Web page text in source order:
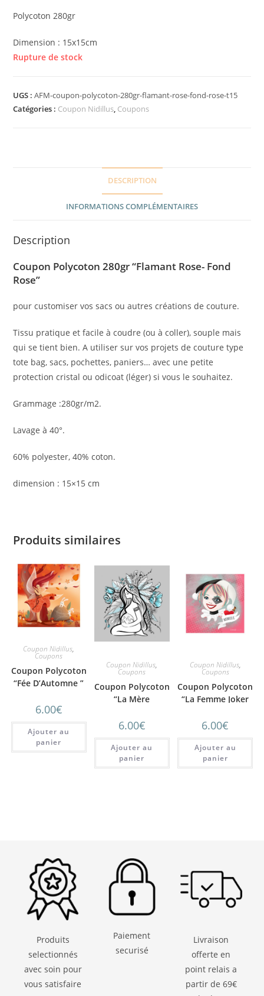
Polycoton 280gr
Dimension : 15x15cm
Rupture de stock
UGS :AFM-coupon-polycoton-280gr-flamant-rose-fond-rose-t15
Catégories : Coupon Nidillus, Coupons
DESCRIPTION
INFORMATIONS COMPLÉMENTAIRES
Description
Coupon Polycoton 280gr “Flamant Rose- Fond
Rose”
pour customiser vos sacs ou autres créations de couture.
Tissu pratique et facile à coudre (ou à coller), souple mais
qui se tient bien. A utiliser sur vos projets de couture type
tote bag, sacs, pochettes, paniers… avec une petite
protection cristal ou odicoat (léger) si vous le souhaitez.
Grammage :280gr/m2.
Lavage à 40°.
60% polyester, 40% coton.
dimension : 15×15 cm
Produits similaires
Coupon Nidillus,
Coupons
Coupon Polycoton
“Fée D’Automne ”
6.00€
Ajouter au
panier
Coupon Nidillus,
Coupons
Coupon Polycoton
“La Mère
gris bleu”
6.00€
Ajouter au
panier
Coupon Nidillus,
Coupons
Coupon Polycoton
“La Femme Joker
6.00€
Ajouter au
panier
Produits
selectionnés
avec soin pour
vous satisfaire
Paiement
securisé
Livraison
offerte en
point relais a
partir de 69€